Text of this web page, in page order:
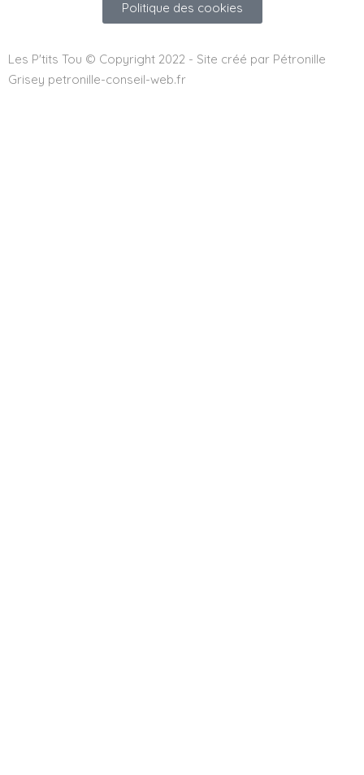
Politique des cookies
Les P'tits Tou © Copyright 2022 - Site créé par Pétronille
Grisey petronille-conseil-web.fr